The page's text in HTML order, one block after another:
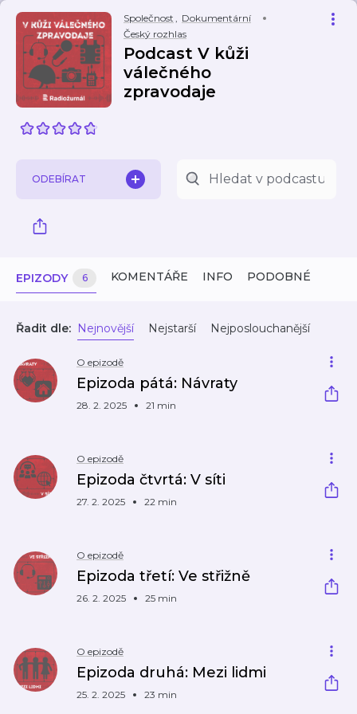
Společnost , Dokumentární
Český rozhlas
Podcast V kůži
válečného
zpravodaje
ODEBÍRAT
EPIZODY 6 KOMENTÁŘE INFO PODOBNÉ
Řadit dle: Nejnovější Nejstarší Nejposlouchanější
O epizodě
Epizoda pátá: Návraty
28. 2. 2025 21 min
O epizodě
Epizoda čtvrtá: V síti
27. 2. 2025 22 min
O epizodě
Epizoda třetí: Ve střižně
26. 2. 2025 25 min
O epizodě
Epizoda druhá: Mezi lidmi
25. 2. 2025 23 min